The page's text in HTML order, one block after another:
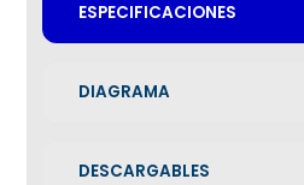
ESPECIFICACIONES
DIAGRAMA
DESCARGABLES